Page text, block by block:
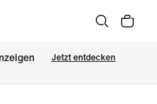
Jetzt entdecken